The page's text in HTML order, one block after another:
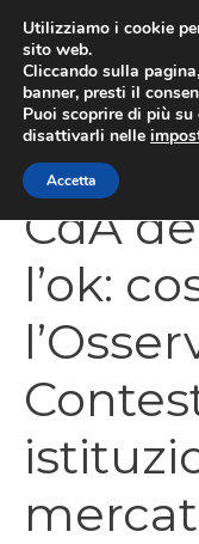
contenuto
CdA
l’ok:
Utilizziamo i cookie
sito web.
Cliccando sulla
banner, presti il
Puoi scoprire di più
disattivarli nelle
Accetta